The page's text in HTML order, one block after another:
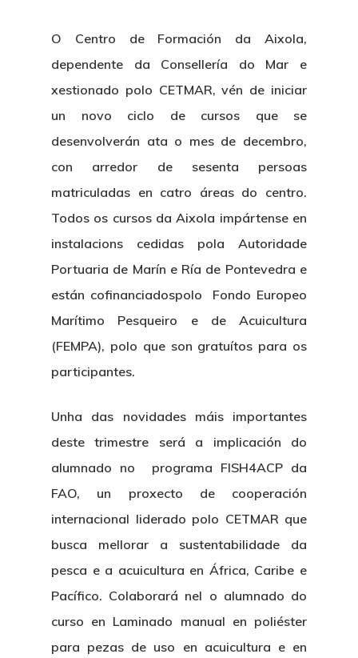
O Centro de Formación da Aixola,
dependente da Consellería do Mar e
xestionado polo CETMAR, vén de iniciar
un novo ciclo de cursos que se
desenvolverán ata o mes de decembro,
con arredor de sesenta persoas
matriculadas en catro áreas do centro.
Todos os cursos da Aixola impártense en
instalacions cedidas pola Autoridade
Portuaria de Marín e Ría de Pontevedra e
están cofinanciadospolo Fondo Europeo
Marítimo Pesqueiro e de Acuicultura
(FEMPA), polo que son gratuítos para os
participantes.
Unha das novidades máis importantes
deste trimestre será a implicación do
alumnado no programa FISH4ACP da
FAO, un proxecto de cooperación
internacional liderado polo CETMAR que
busca mellorar a sustentabilidade da
pesca e a acuicultura en África, Caribe e
Pacífico. Colaborará nel o alumnado do
curso en Laminado manual en poliéster
para pezas de uso en acuicultura e en